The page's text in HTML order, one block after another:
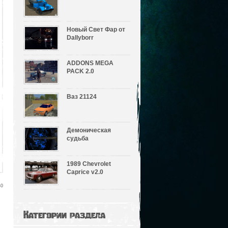
Новый Свет Фар от
Dallyborr
ADDONS MEGA
PACK 2.0
Ваз 21124
Демоническая
судьба
1989 Chevrolet
Caprice v2.0
Категории раздела